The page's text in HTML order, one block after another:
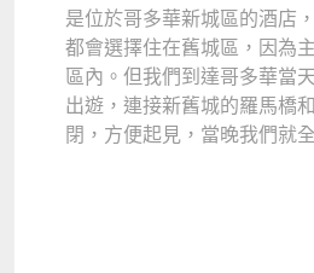
是位於哥多華新城區的酒店
都會選擇住在舊城區，因為
區內。但我們到達哥多華當
出遊，連接新舊城的羅馬橋
閉，方便起見，當晚我們就